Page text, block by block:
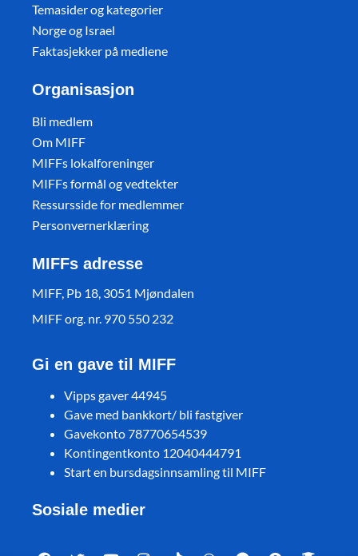
Temasider og kategorier
Norge og Israel
Faktasjekker på mediene
Organisasjon
Bli medlem
Om MIFF
MIFFs lokalforeninger
MIFFs formål og vedtekter
Ressursside for medlemmer
Personvernerklæring
MIFFs adresse
MIFF, Pb 18, 3051 Mjøndalen
MIFF org. nr. 970 550 232
Gi en gave til MIFF
Vipps gaver 44945
Gave med bankkort/ bli fastgiver
Gavekonto 78770654539
Kontingentkonto 12040444791
Start en bursdagsinnsamling til MIFF
Sosiale medier